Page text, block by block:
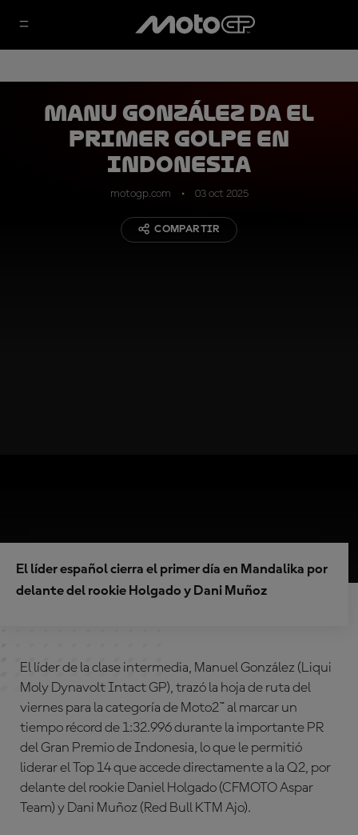
Manu González da el
primer golpe en
Indonesia
motogp.com 03 oct 2025
COMPARTIR
El líder español cierra el primer día en Mandalika por
delante del rookie Holgado y Dani Muñoz
El líder de la clase intermedia, Manuel González (Liqui
Moly Dynavolt Intact GP), trazó la hoja de ruta del
viernes para la categoría de Moto2™ al marcar un
tiempo récord de 1:32.996 durante la importante PR
del Gran Premio de Indonesia, lo que le permitió
liderar el Top 14 que accede directamente a la Q2, por
delante del rookie Daniel Holgado (CFMOTO Aspar
Team) y Dani Muñoz (Red Bull KTM Ajo).